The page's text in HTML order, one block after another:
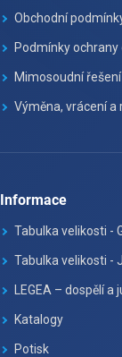
Obchodní
Podmínky ochrany
Mimosoudní
Výměna, vrácení
Informace
Tabulka velikosti -
Tabulka velikosti -
LEGEA – dospělí a
Katalogy
Potisk